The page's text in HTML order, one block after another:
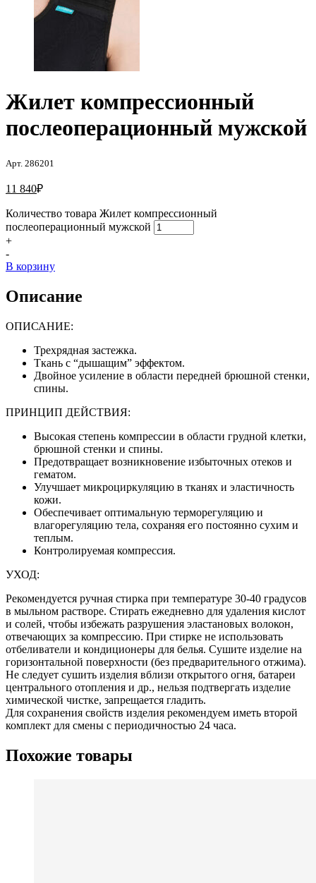
Жилет компрессионный
послеоперационный мужской
Арт. 286201
11 840₽
Количество товара Жилет компрессионный
послеоперационный мужской
+
-
В корзину
Описание
ОПИСАНИЕ:
Трехрядная застежка.
Ткань с “дышащим” эффектом.
Двойное усиление в области передней брюшной стенки,
спины.
ПРИНЦИП ДЕЙСТВИЯ:
Высокая степень компрессии в области грудной клетки,
брюшной стенки и спины.
Предотвращает возникновение избыточных отеков и
гематом.
Улучшает микроциркуляцию в тканях и эластичность
кожи.
Обеспечивает оптимальную терморегуляцию и
влагорегуляцию тела, сохраняя его постоянно сухим и
теплым.
Контролируемая компрессия.
УХОД:
Рекомендуется ручная стирка при температуре 30-40 градусов
в мыльном растворе. Стирать ежедневно для удаления кислот
и солей, чтобы избежать разрушения эластановых волокон,
отвечающих за компрессию. При стирке не использовать
отбеливатели и кондиционеры для белья. Сушите изделие на
горизонтальной поверхности (без предварительного отжима).
Не следует сушить изделия вблизи открытого огня, батареи
центрального отопления и др., нельзя подтвергать изделие
химической чистке, запрещается гладить.
Для сохранения свойств изделия рекомендуем иметь второй
комплект для смены с периодичностью 24 часа.
Похожие товары